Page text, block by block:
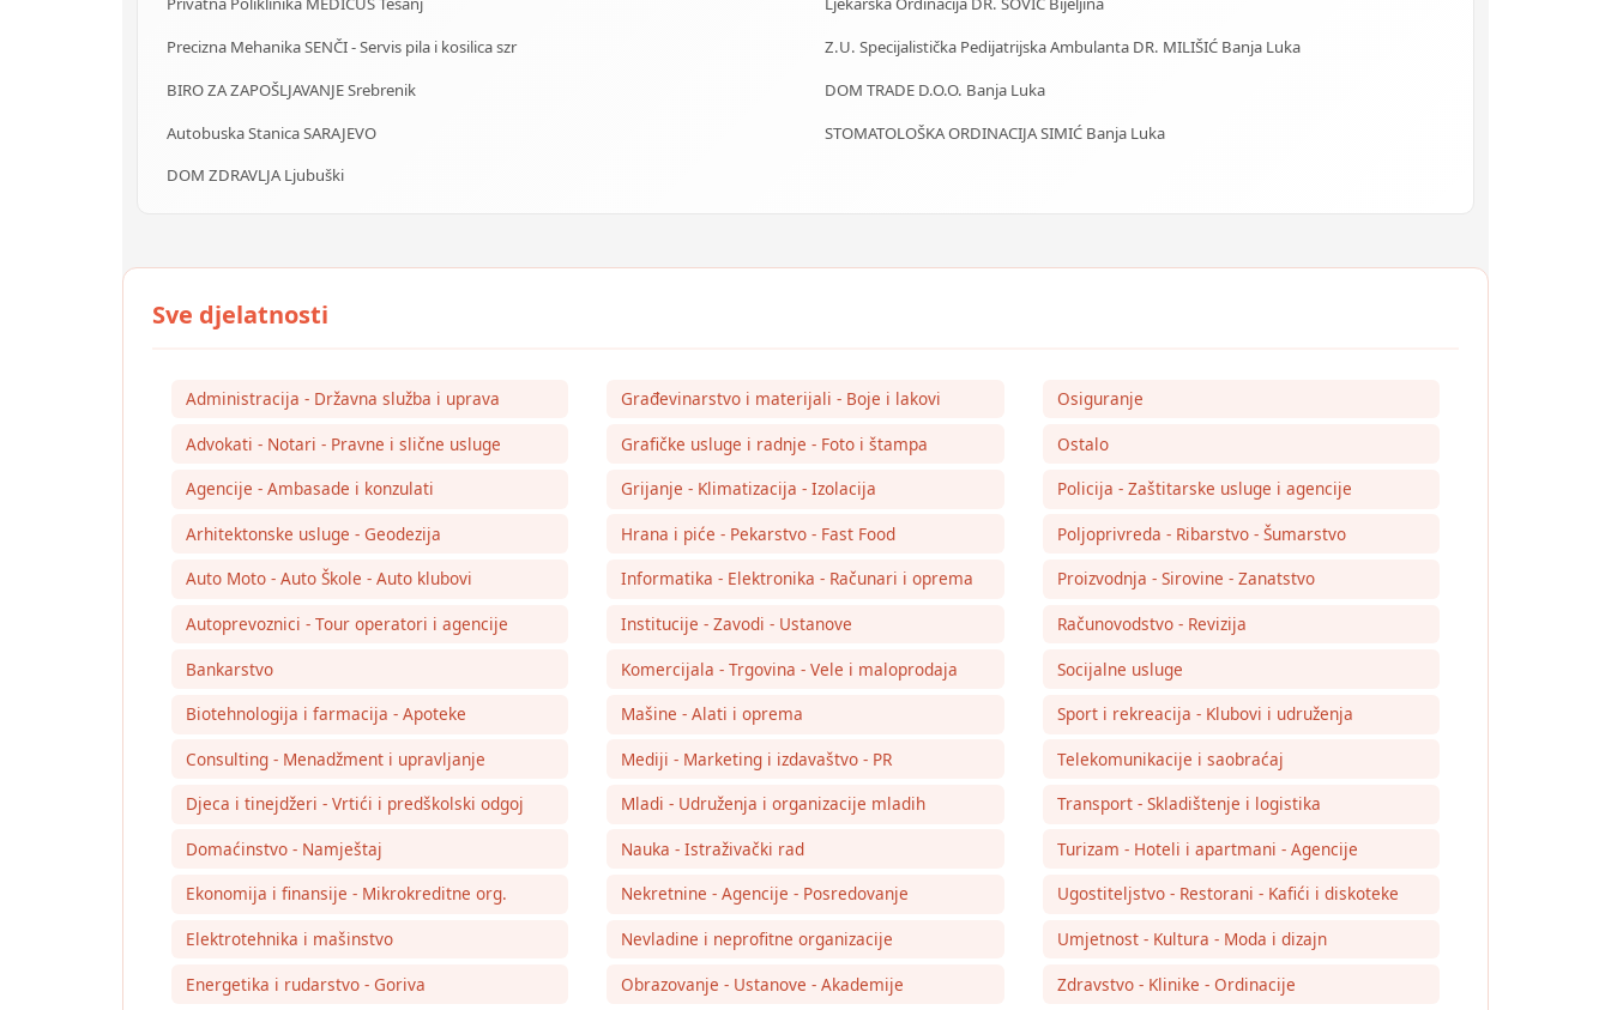
Precizna Mehanika SENČI - Servis pila i kosilica szr
Z.U. Specijalistička Pedijatrijska Ambulanta DR. MILIŠIĆ Banja Luka
BIRO ZA ZAPOŠLJAVANJE Srebrenik
DOM TRADE D.O.O. Banja Luka
Autobuska Stanica SARAJEVO
STOMATOLOŠKA ORDINACIJA SIMIĆ Banja Luka
DOM ZDRAVLJA Ljubuški
Administracija - Državna služba i uprava
Advokati - Notari - Pravne i slične usluge
Agencije - Ambasade i konzulati
Arhitektonske usluge - Geodezija
Auto Moto - Auto Škole - Auto klubovi
Autoprevoznici - Tour operatori i agencije
Bankarstvo
Biotehnologija i farmacija - Apoteke
Consulting - Menadžment i upravljanje
Djeca i tinejdžeri - Vrtići i predškolski odgoj
Domaćinstvo - Namještaj
Ekonomija i finansije - Mikrokreditne org.
Elektrotehnika i mašinstvo
Energetika i rudarstvo - Goriva
Građevinarstvo i materijali - Boje i lakovi
Grafičke usluge i radnje - Foto i štampa
Grijanje - Klimatizacija - Izolacija
Hrana i piće - Pekarstvo - Fast Food
Informatika - Elektronika - Računari i oprema
Institucije - Zavodi - Ustanove
Komercijala - Trgovina - Vele i maloprodaja
Mašine - Alati i oprema
Mediji - Marketing i izdavaštvo - PR
Mladi - Udruženja i organizacije mladih
Nauka - Istraživački rad
Nekretnine - Agencije - Posredovanje
Nevladine i neprofitne organizacije
Obrazovanje - Ustanove - Akademije
Osiguranje
Ostalo
Policija - Zaštitarske usluge i agencije
Poljoprivreda - Ribarstvo - Šumarstvo
Proizvodnja - Sirovine - Zanatstvo
Računovodstvo - Revizija
Socijalne usluge
Sport i rekreacija - Klubovi i udruženja
Telekomunikacije i saobraćaj
Transport - Skladištenje i logistika
Turizam - Hoteli i apartmani - Agencije
Ugostiteljstvo - Restorani - Kafići i diskoteke
Umjetnost - Kultura - Moda i dizajn
Zdravstvo - Klinike - Ordinacije